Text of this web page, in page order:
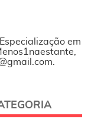
em